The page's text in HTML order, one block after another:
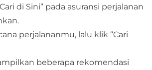
di Sini” pada asuransi perjalanan
perjalananmu, lalu klik “Cari
beberapa rekomendasi